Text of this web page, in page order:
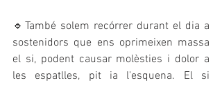
🔹També solem recórrer durant el dia a
sostenidors que ens oprimeixen massa
el si, podent causar molèsties i dolor a
les espatlles, pit ia l'esquena. El si